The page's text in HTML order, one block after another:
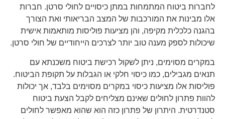
לחברות ביטוח המתמחות במתן כיסויים לחולי סרטן. חברות
אלו מבינות את המורכבות של המצב הבריאותי ואת הצורך
בהגנה כלכלית מקיפה, והן מציעות פוליסות מותאמות אישית
שיכולות לספק מענה טוב יותר לצרכים הייחודיים של חולי סרטן.
במקרים מסוימים, ניתן לשקול רכישת ביטוח משכנתא עם
תנאים מגבילים, כמו כיסוי חלקי או הגבלות על תקופת הביטוח.
פוליסות אלו מציעות כיסוי במקרים מסוימים בלבד, אך יכולות
להוות פתרון לחולים שאינם מצליחים לקבל הצעת ביטוח
סטנדרטית. היתרון של פתרון כזה הוא שהוא מאפשר לחולים